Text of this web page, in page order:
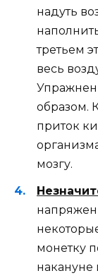
надуть
третьем
весь
образом.
приток
мозгу.
монетку
накануне